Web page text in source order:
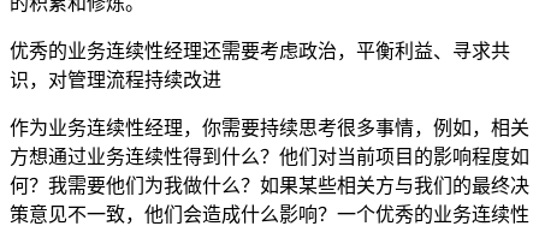
优秀的业务连续性经理还需要考虑政治，平衡利益、寻求共
识，对管理流程持续改进
作为业务连续性经理，你需要持续思考很多事情，例如，相关
方想通过业务连续性得到什么？他们对当前项目的影响程度如
何？我需要他们为我做什么？如果某些相关方与我们的最终决
策意见不一致，他们会造成什么影响？一个优秀的业务连续性